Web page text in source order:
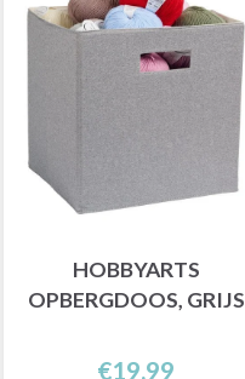
HOBBYARTS
OPBERGDOOS, GRIJS
€19,99